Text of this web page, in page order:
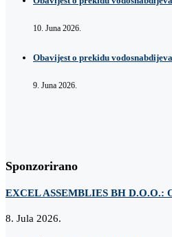
10. Juna 2026.
Obavijest o prekidu
9. Juna 2026.
Sponzorirano
EXCEL ASSEMBLIES BH D.O.O.:
8. Jula 2026.